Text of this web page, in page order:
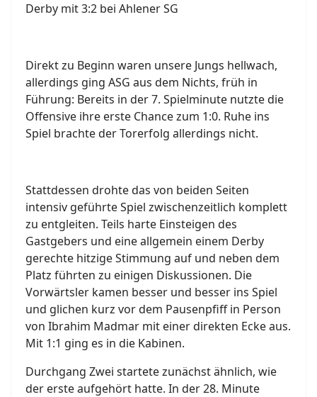
Derby mit 3:2 bei Ahlener SG
Direkt zu Beginn waren unsere Jungs hellwach,
allerdings ging ASG aus dem Nichts, früh in
Führung: Bereits in der 7. Spielminute nutzte die
Offensive ihre erste Chance zum 1:0. Ruhe ins
Spiel brachte der Torerfolg allerdings nicht.
Stattdessen drohte das von beiden Seiten
intensiv geführte Spiel zwischenzeitlich komplett
zu entgleiten. Teils harte Einsteigen des
Gastgebers und eine allgemein einem Derby
gerechte hitzige Stimmung auf und neben dem
Platz führten zu einigen Diskussionen. Die
Vorwärtsler kamen besser und besser ins Spiel
und glichen kurz vor dem Pausenpfiff in Person
von Ibrahim Madmar mit einer direkten Ecke aus.
Mit 1:1 ging es in die Kabinen.
Durchgang Zwei startete zunächst ähnlich, wie
der erste aufgehört hatte. In der 28. Minute